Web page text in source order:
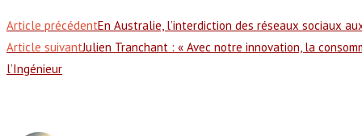
Article précédentEn Australie, l’interdiction des réseaux sociaux
Article suivantJulien Tranchant : « Avec notre innovation, la
l’Ingénieur